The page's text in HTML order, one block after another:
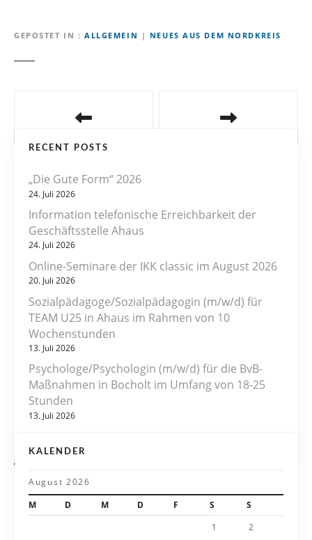
GEPOSTET IN ALLGEMEIN | NEUES AUS DEM NORDKREIS
a
RECENT POSTS
„Die Gute Form“ 2026
24. Juli 2026
Information telefonische Erreichbarkeit der
Geschäftsstelle Ahaus
24. Juli 2026
Online-Seminare der IKK classic im August 2026
20. Juli 2026
Sozialpädagoge/Sozialpädagogin (m/w/d) für
TEAM U25 in Ahaus im Rahmen von 10
Wochenstunden
13. Juli 2026
Psychologe/Psychologin (m/w/d) für die BvB-
Maßnahmen in Bocholt im Umfang von 18-25
Stunden
13. Juli 2026
KALENDER
August 2026
M
D M D F S
S
1
2